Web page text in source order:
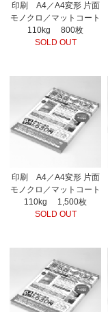
印刷 A4／A4変形 片面
モノクロ／マットコート
110kg 800枚
SOLD OUT
印刷 A4／A4変形 片面
モノクロ／マットコート
110kg 1,500枚
SOLD OUT